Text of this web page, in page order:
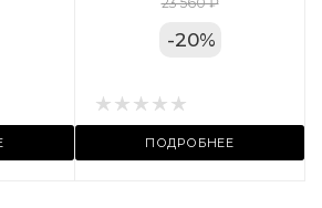
11А
-20%
ПОДРОБНЕЕ